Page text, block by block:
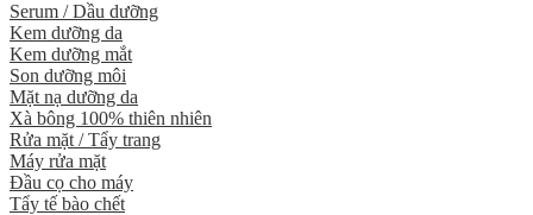
Serum / Dầu dưỡng
Kem dưỡng da
Kem dưỡng mắt
Son dưỡng môi
Mặt nạ dưỡng da
Xà bông 100% thiên nhiên
Rửa mặt / Tẩy trang
Máy rửa mặt
Đầu cọ cho máy
Tẩy tế bào chết